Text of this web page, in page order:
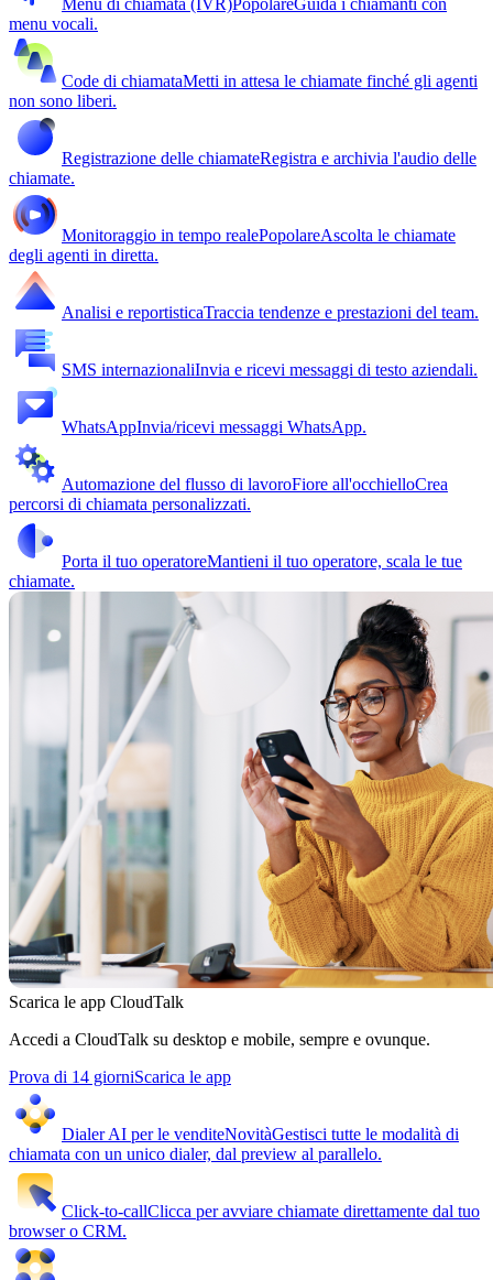
Menu di chiamata (IVR)PopolareGuida i chiamanti con
menu vocali.
Code di chiamataMetti in attesa le chiamate finché gli agenti
non sono liberi.
Registrazione delle chiamateRegistra e archivia l'audio delle
chiamate.
Monitoraggio in tempo realePopolareAscolta le chiamate
degli agenti in diretta.
Analisi e reportisticaTraccia tendenze e prestazioni del team.
SMS internazionaliInvia e ricevi messaggi di testo aziendali.
WhatsAppInvia/ricevi messaggi WhatsApp.
Automazione del flusso di lavoroFiore all'occhielloCrea
percorsi di chiamata personalizzati.
Porta il tuo operatoreMantieni il tuo operatore, scala le tue
chiamate.
Scarica le app CloudTalk
Accedi a CloudTalk su desktop e mobile, sempre e ovunque.
Prova di 14 giorniScarica le app
Dialer AI per le venditeNovitàGestisci tutte le modalità di
chiamata con un unico dialer, dal preview al parallelo.
Click-to-callClicca per avviare chiamate direttamente dal tuo
browser o CRM.